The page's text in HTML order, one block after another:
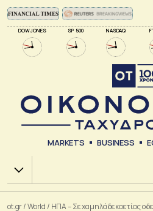
DOW JONES SP 500 NASDAQ
MARKETS BUSINESS
Χ.Α.
ot.gr/World / ΗΠΑ – Σε χαμηλά δεκαετίας ο